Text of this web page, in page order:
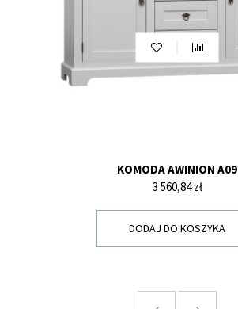
KOMODA AWINION A09
Cena
3 560,84 zł
DODAJ DO KOSZYKA